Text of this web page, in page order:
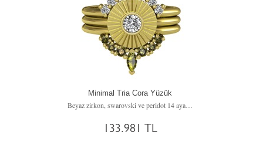
Minimal Tria Cora Yüzük
Beyaz zirkon, swarovski ve peridot 14 ayar altın yüzük
133.981 TL